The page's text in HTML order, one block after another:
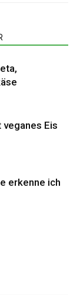
veganes Eis
erkenne ich